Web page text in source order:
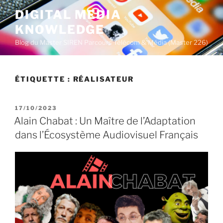
A
l
l
e
r
DIGITAL MEDIA
KNOWLEDGE
Blog du Master SIREN Parcours Télécom & Média (Master 226)
ÉTIQUETTE : RÉALISATEUR
P
U
B
L
É
17/10/2023
Alain Chabat : Un Maître de l’Adaptation
dans l’Écosystème Audiovisuel Français